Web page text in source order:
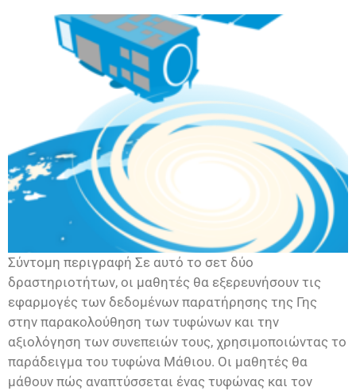
Σύντομη περιγραφή Σε αυτό το σετ δύο
δραστηριοτήτων, οι μαθητές θα εξερευνήσουν τις
εφαρμογές των δεδομένων παρατήρησης της Γης
στην παρακολούθηση των τυφώνων και την
αξιολόγηση των συνεπειών τους, χρησιμοποιώντας το
παράδειγμα του τυφώνα Μάθιου. Οι μαθητές θα
μάθουν πώς αναπτύσσεται ένας τυφώνας και τον